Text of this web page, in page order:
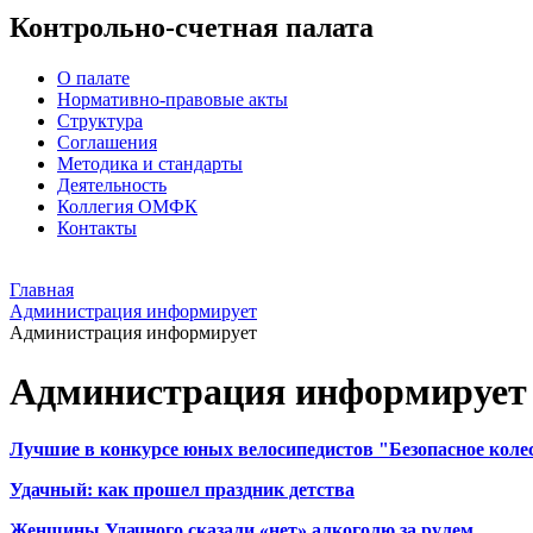
Контрольно-счетная палата
О палате
Нормативно-правовые акты
Структура
Соглашения
Методика и стандарты
Деятельность
Коллегия ОМФК
Контакты
Главная
Администрация информирует
Администрация информирует
Администрация информирует
Лучшие в конкурсе юных велосипедистов "Безопасное
Удачный: как прошел праздник детства